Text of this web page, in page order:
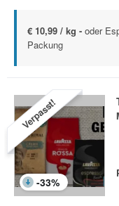
€ 10,99 / kg - oder
Packung
Verpasst!
-33%